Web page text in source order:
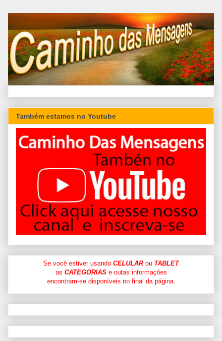
Também estamos no Youtube
Se você estiver usando CELULARou TABLET
as CATEGORIASe outas informações
encontram-se disponíveis no final da página.